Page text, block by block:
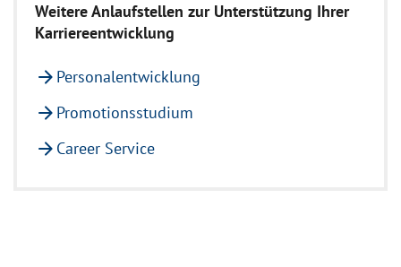
Weitere Anlaufstellen zur Unterstützung Ihrer
Karriereentwicklung
arrow_forward Personalentwicklung
arrow_forward Promotionsstudium
arrow_forward Career Service